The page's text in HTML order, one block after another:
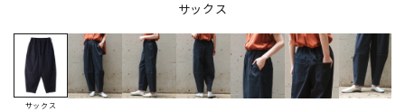
サックス
サックス